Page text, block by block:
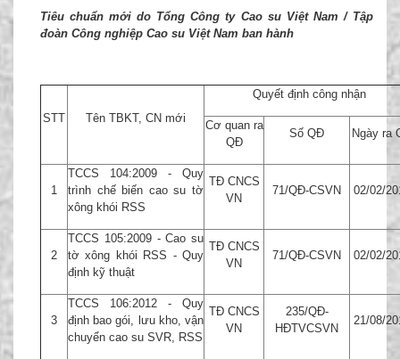
Tiêu chuẩn mới do Tổng Công ty Cao su Việt Nam / Tập
đoàn Công nghiệp Cao su Việt Nam ban hành
STT Tên TBKT, CN mới
Quyết định công nhận
Cơ quan ra
QĐ
Số QĐ Ngày ra
1
TCCS 104:2009 - Quy
trình chế biến cao su tờ
xông khói RSS
TĐ CNCS
VN
71/QĐ-CSVN 02/02/
2
TCCS 105:2009 - Cao su
tờ xông khói RSS - Quy
định kỹ thuật
TĐ CNCS
VN
71/QĐ-CSVN 02/02/
3
TCCS 106:2012 - Quy
định bao gói, lưu kho, vận
chuyển cao su SVR, RSS
TĐ CNCS
VN
235/QĐ-
HĐTVCSVN
21/08/